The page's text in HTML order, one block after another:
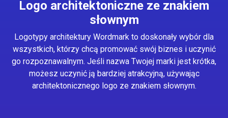
Logo architektoniczne ze znakiem
słownym
Logotypy architektury Wordmark to doskonały wybór dla
wszystkich, którzy chcą promować swój biznes i uczynić
go rozpoznawalnym. Jeśli nazwa Twojej marki jest krótka,
możesz uczynić ją bardziej atrakcyjną, używając
architektonicznego logo ze znakiem słownym.